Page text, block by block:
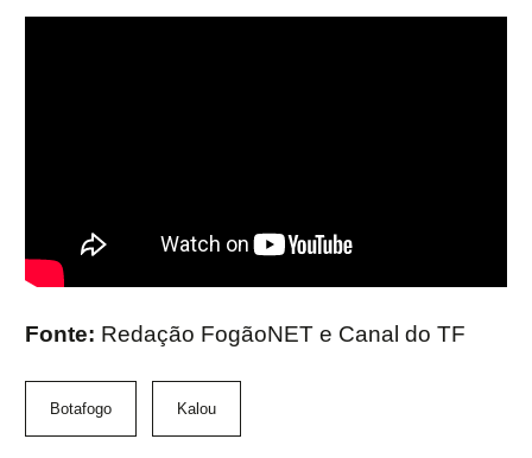
Fonte: Redação FogãoNET e Canal do TF
Botafogo Kalou